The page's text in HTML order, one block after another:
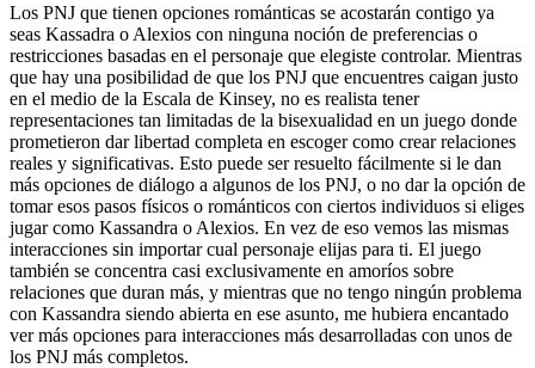
Los PNJ que tienen opciones románticas se acostarán contigo ya
seas Kassadra o Alexios con ninguna noción de preferencias o
restricciones basadas en el personaje que elegiste controlar. Mientras
que hay una posibilidad de que los PNJ que encuentres caigan justo
en el medio de la Escala de Kinsey, no es realista tener
representaciones tan limitadas de la bisexualidad en un juego donde
prometieron dar libertad completa en escoger como crear relaciones
reales y significativas. Esto puede ser resuelto fácilmente si le dan
más opciones de diálogo a algunos de los PNJ, o no dar la opción de
tomar esos pasos físicos o románticos con ciertos individuos si eliges
jugar como Kassandra o Alexios. En vez de eso vemos las mismas
interacciones sin importar cual personaje elijas para ti. El juego
también se concentra casi exclusivamente en amoríos sobre
relaciones que duran más, y mientras que no tengo ningún problema
con Kassandra siendo abierta en ese asunto, me hubiera encantado
ver más opciones para interacciones más desarrolladas con unos de
los PNJ más completos.